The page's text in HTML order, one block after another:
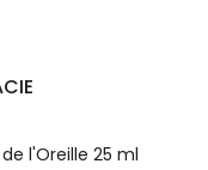
l'Oreille 25 ml